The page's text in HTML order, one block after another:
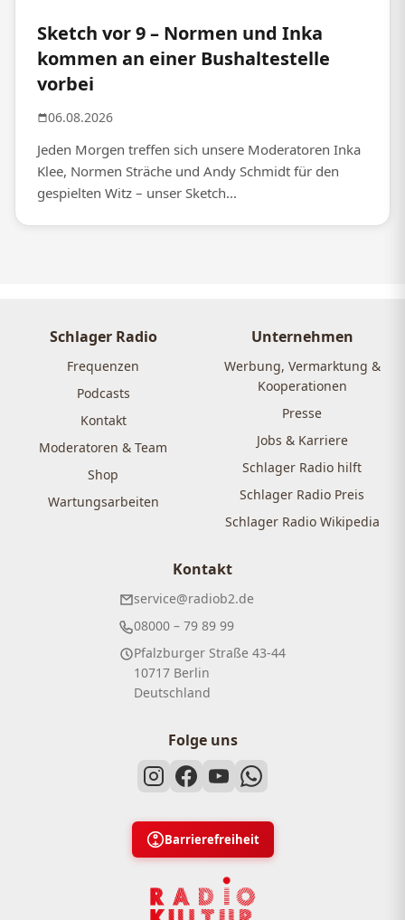
Sketch vor 9 – Normen und Inka
kommen an einer Bushaltestelle
vorbei
06.08.2026
Jeden Morgen treffen sich unsere Moderatoren Inka
Klee, Normen Sträche und Andy Schmidt für den
gespielten Witz – unser Sketch...
Schlager Radio
Frequenzen
Podcasts
Kontakt
Moderatoren & Team
Shop
Wartungsarbeiten
Unternehmen
Werbung, Vermarktung &
Kooperationen
Presse
Jobs & Karriere
Schlager Radio hilft
Schlager Radio Preis
Schlager Radio Wikipedia
Kontakt
service@radiob2.de
08000 – 79 89 99
Pfalzburger Straße 43-44
10717 Berlin
Deutschland
Folge uns
Barrierefreiheit